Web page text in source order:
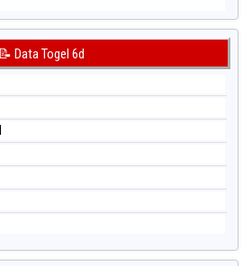
Day
📝 Data Togel 6d